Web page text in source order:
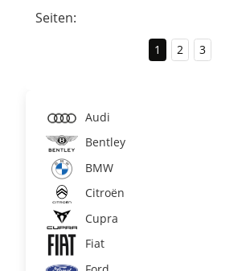
Seiten:
1 2 3
Audi
Bentley
BMW
Citroën
Cupra
Fiat